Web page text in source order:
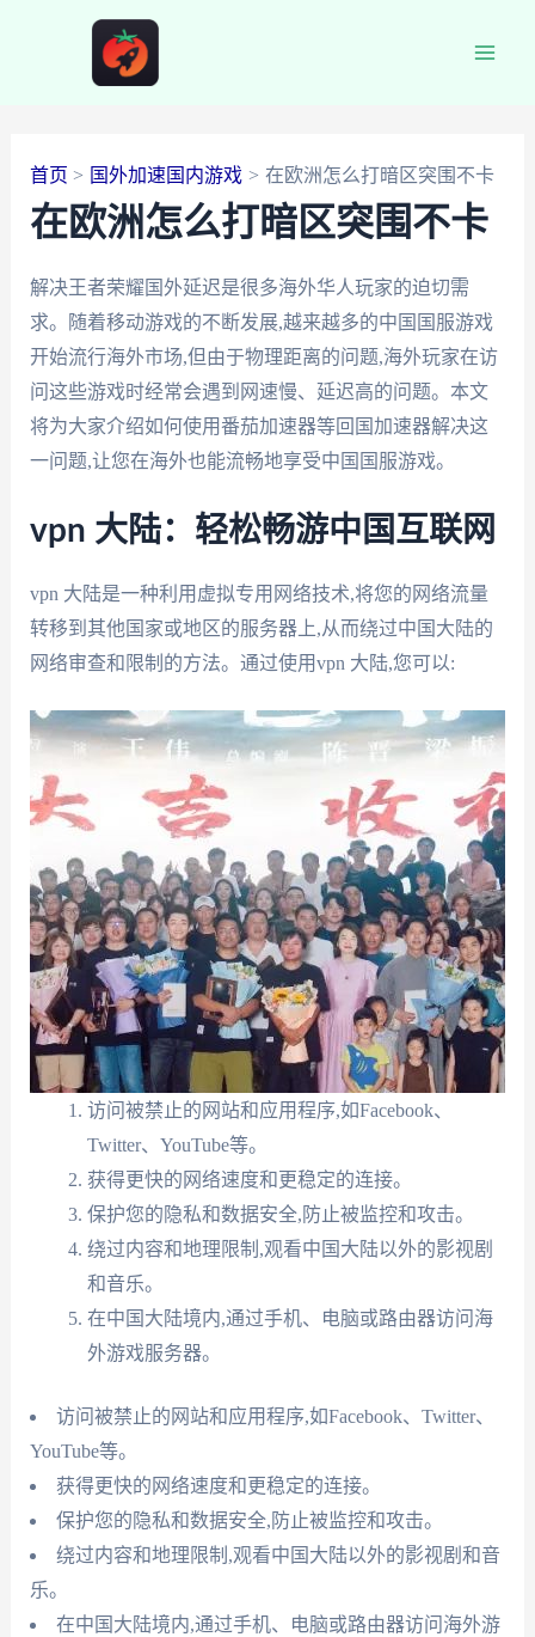
首页 国外加速国内游戏 在欧洲怎么打暗区突围不卡
在欧洲怎么打暗区突围不卡
解决王者荣耀国外延迟是很多海外华人玩家的迫切需
求。随着移动游戏的不断发展,越来越多的中国国服游戏
开始流行海外市场,但由于物理距离的问题,海外玩家在访
问这些游戏时经常会遇到网速慢、延迟高的问题。本文
将为大家介绍如何使用番茄加速器等回国加速器解决这
一问题,让您在海外也能流畅地享受中国国服游戏。
vpn 大陆：轻松畅游中国互联网
vpn 大陆是一种利用虚拟专用网络技术,将您的网络流量
转移到其他国家或地区的服务器上,从而绕过中国大陆的
网络审查和限制的方法。通过使用vpn 大陆,您可以:
访问被禁止的网站和应用程序,如Facebook、
Twitter、YouTube等。
获得更快的网络速度和更稳定的连接。
保护您的隐私和数据安全,防止被监控和攻击。
绕过内容和地理限制,观看中国大陆以外的影视剧
和音乐。
在中国大陆境内,通过手机、电脑或路由器访问海
外游戏服务器。
访问被禁止的网站和应用程序,如Facebook、Twitter、
YouTube等。
获得更快的网络速度和更稳定的连接。
保护您的隐私和数据安全,防止被监控和攻击。
绕过内容和地理限制,观看中国大陆以外的影视剧和音
乐。
在中国大陆境内,通过手机、电脑或路由器访问海外游